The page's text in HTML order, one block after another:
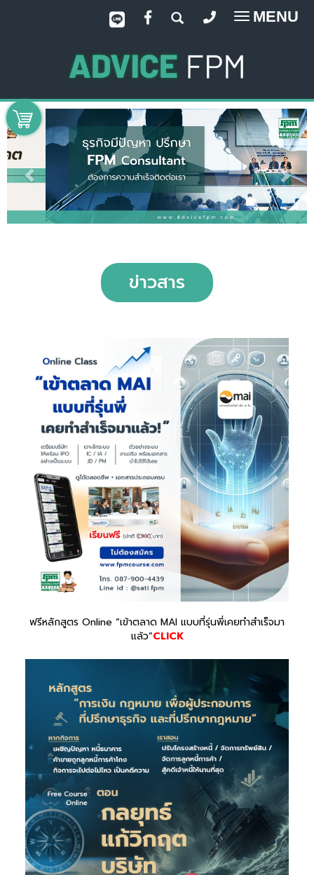
Toggle
MENU
ข่าวสาร
ฟรีหลักสูตร Online “เข้าตลาด MAI แบบที่รุ่นพี่เคยทำสำเร็จมา
แล้ว”CLICK